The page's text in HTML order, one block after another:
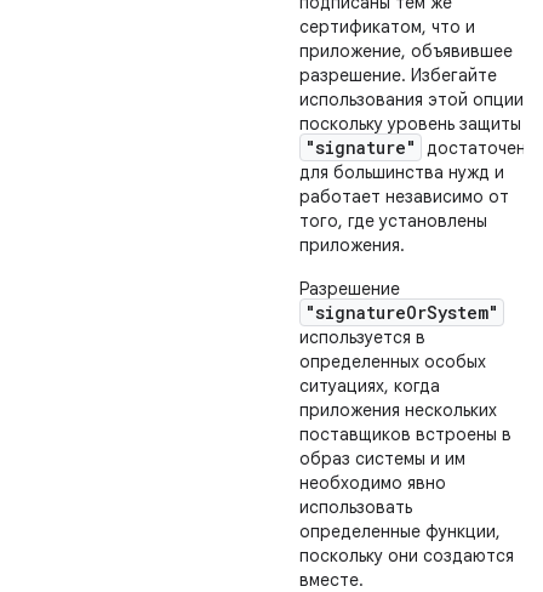
сертификатом, что и
приложение, объявившее
разрешение. Избегайте
использования этой опции,
поскольку уровень защиты
"signature"
достаточен
для большинства нужд и
работает независимо от
того, где установлены
приложения.
Разрешение
"signatureOrSystem"
используется в
определенных особых
ситуациях, когда
приложения нескольких
поставщиков встроены в
образ системы и им
необходимо явно
использовать
определенные функции,
поскольку они создаются
вместе.